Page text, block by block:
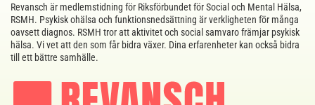
Revansch är medlemstidning för Riksförbundet för Social och Mental Hälsa,
RSMH. Psykisk ohälsa och funktionsnedsättning är verkligheten för många
oavsett diagnos. RSMH tror att aktivitet och social samvaro främjar psykisk
hälsa. Vi vet att den som får bidra växer. Dina erfarenheter kan också bidra
till ett bättre samhälle.